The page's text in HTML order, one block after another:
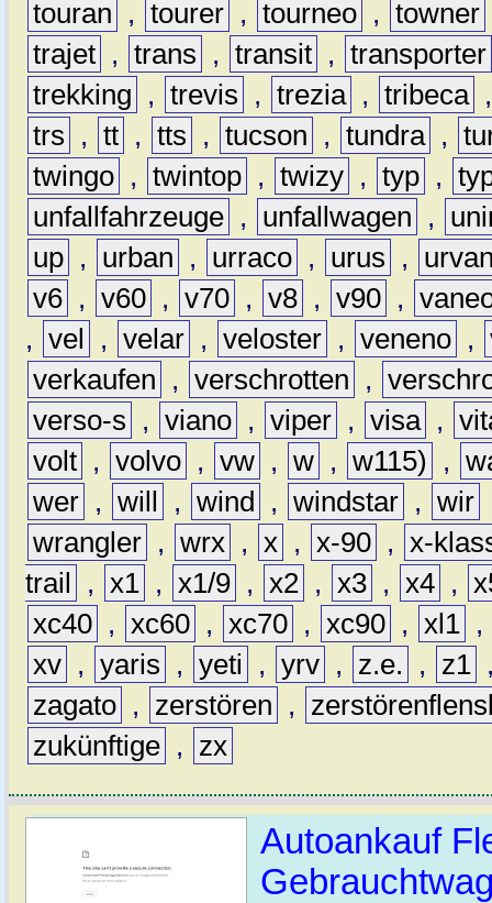
touran , tourer , tourneo , towner
trajet , trans , transit , transporter
trekking
, trevis , trezia , tribeca
trs
, tt , tts , tucson , tundra ,
twingo , twintop , twizy , typ ,
unfallfahrzeuge , unfallwagen ,
up , urban , urraco , urus ,
v6 , v60 , v70 , v8 , v90 ,
, vel , velar , veloster , veneno ,
verkaufen
, verschrotten ,
verso-s
, viano , viper , visa ,
volt , volvo , vw , w , w115) ,
wer , will , wind , windstar , wir
wrangler , wrx , x , x-90 , x-
trail
, x1 , x1/9 , x2 , x3 , x4 ,
xc40 , xc60 , xc70 , xc90 , xl1 ,
xv , yaris , yeti , yrv , z.e. , z1
zagato , zerstören ,
zukünftige , zx
Autoankauf